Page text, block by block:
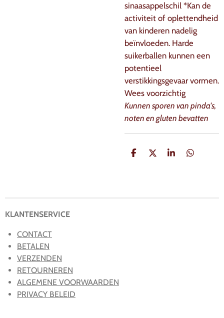
sinaasappelschil *Kan de
activiteit of oplettendheid
van kinderen nadelig
beïnvloeden. Harde
suikerballen kunnen een
potentieel
verstikkingsgevaar vormen.
Wees voorzichtig
Kunnen sporen van pinda's,
noten en gluten bevatten
D
D
S
D
KLANTENSERVICE
CONTACT
BETALEN
VERZENDEN
RETOURNEREN
ALGEMENE VOORWAARDEN
PRIVACY BELEID